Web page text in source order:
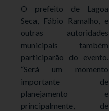
O prefeito de Lagoa
Seca, Fábio Ramalho, e
outras autoridades
municipais também
participarão do evento.
“Será um momento
importante de
planejamento e
principalmente, de